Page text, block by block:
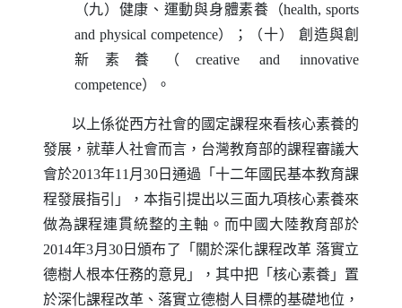
（九）健康、運動與身體素養（health, sports
and physical competence）；（十）
創造與創
新素養（creative and innovative
competence）。
以上係從西方社會的國定課程來看核心素養的
發展，就華人社會而言，台灣教育部的課程審議大
會於2013年11 月 30 日通過「十二年國民基本教育課
程發展指引」，本指引提出以三面九項核心素養來
做為課程連貫統整的主軸。而中國大陸教育部於
2014年3月 30日頒布了「關於深化課程改革 落實立
德樹人根本任務的意見」，其中把「核心素養」置
於深化課程改革、落實立德樹人目標的基礎地位，